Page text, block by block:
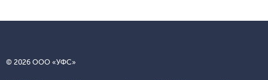
© 2026 ООО «УФС»